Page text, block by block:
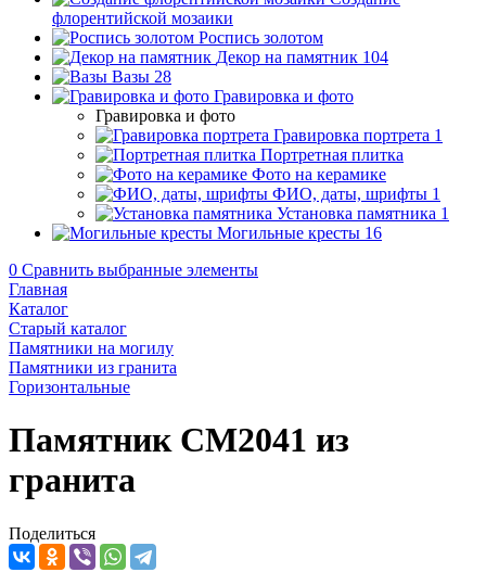
флорентийской мозаики
Роспись золотом
Декор на памятник 104
Вазы 28
Гравировка и фото
Гравировка и фото
Гравировка портрета 1
Портретная плитка
Фото на керамике
ФИО, даты, шрифты 1
Установка памятника 1
Могильные кресты 16
0 Сравнить выбранные элементы
Главная
Каталог
Старый каталог
Памятники на могилу
Памятники из гранита
Горизонтальные
Памятник CM2041 из
гранита
Поделиться